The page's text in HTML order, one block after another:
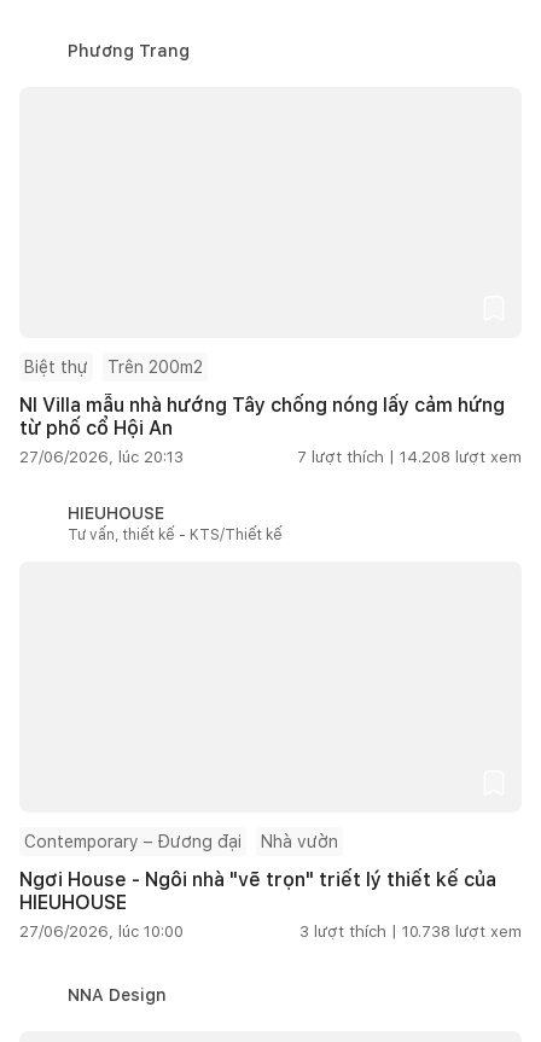
Phương Trang
Biệt thự Trên 200m2
NI Villa mẫu nhà hướng Tây chống nóng lấy cảm hứng
từ phố cổ Hội An
27/06/2026, lúc 20:13 7 lượt thích | 14.208 lượt xem
HIEUHOUSE
Tư vấn, thiết kế - KTS/Thiết kế
Contemporary – Đương đại Nhà vườn
Ngơi House - Ngôi nhà "vẽ trọn" triết lý thiết kế của
HIEUHOUSE
27/06/2026, lúc 10:00 3 lượt thích | 10.738 lượt xem
NNA Design